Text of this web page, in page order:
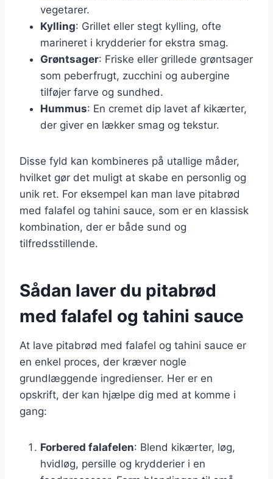
vegetarer.
Kylling: Grillet eller stegt kylling, ofte
marineret i krydderier for ekstra smag.
Grøntsager: Friske eller grillede grøntsager
som peberfrugt, zucchini og aubergine
tilføjer farve og sundhed.
Hummus: En cremet dip lavet af kikærter,
der giver en lækker smag og tekstur.
Disse fyld kan kombineres på utallige måder,
hvilket gør det muligt at skabe en personlig og
unik ret. For eksempel kan man lave pitabrød
med falafel og tahini sauce, som er en klassisk
kombination, der er både sund og
tilfredsstillende.
Sådan laver du pitabrød
med falafel og tahini sauce
At lave pitabrød med falafel og tahini sauce er
en enkel proces, der kræver nogle
grundlæggende ingredienser. Her er en
opskrift, der kan hjælpe dig med at komme i
gang:
Forbered falafelen: Blend kikærter, løg,
hvidløg, persille og krydderier i en